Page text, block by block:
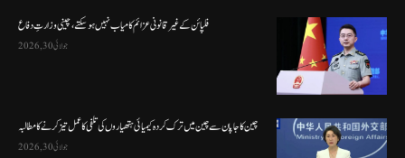
فلپائن کے غیر قانونی عزائم کامیاب نہیں ہو سکتے ، چینی وزارتِ دفاع
جولائی 30, 2026
چین کا جاپان سے چین میں ترک کردہ کیمیائی ہتھیاروں کی تلفی کا عمل تیز کرنے کا مطالبہ
جولائی 30, 2026